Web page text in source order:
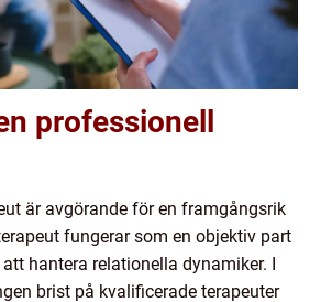
professionell
är avgörande för en framgångsrik
fungerar som en objektiv part
hantera relationella dynamiker. I
brist på kvalificerade terapeuter